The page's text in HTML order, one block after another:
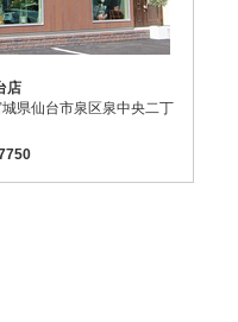
店
県仙台市泉区泉中央二丁